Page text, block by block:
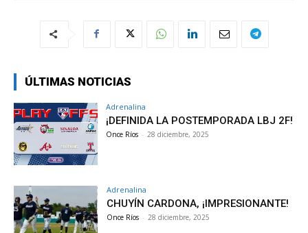
ÚLTIMAS NOTICIAS
Adrenalina
¡DEFINIDA LA POSTEMPORADA LBJ 2F!
Once Ríos - 28 diciembre, 2025
Adrenalina
CHUYÍN CARDONA, ¡IMPRESIONANTE!
Once Ríos - 28 diciembre, 2025